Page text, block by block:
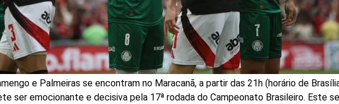
e Palmeiras se encontram no Maracanã, a partir das 21h (horário de
ser emocionante e decisiva pela 17ª rodada do Campeonato Brasileiro. Este